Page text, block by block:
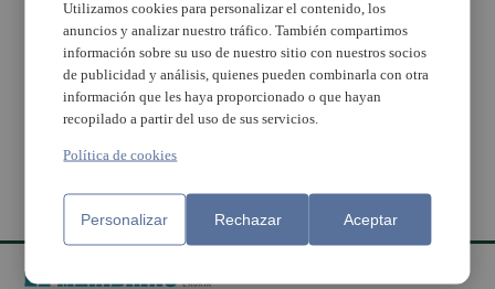
El II Encuentro Horta
Sud Camina reúne en
Albal a más de 500
personas mayores
Utilizamos cookies para personalizar el contenido, los
anuncios y analizar nuestro tráfico. También compartimos
información sobre su uso de nuestro sitio con nuestros socios
de publicidad y análisis, quienes pueden combinarla con otra
información que les haya proporcionado o que hayan
recopilado a partir del uso de sus servicios.
Política de cookies
Personalizar Rechazar Aceptar